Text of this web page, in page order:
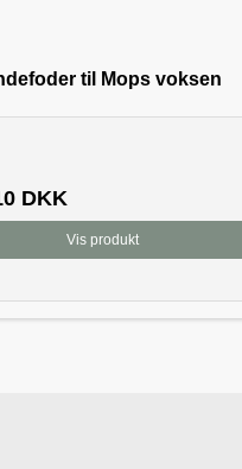
til Mops voksen
DKK
Vis produkt